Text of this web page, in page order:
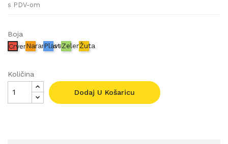
s PDV-om
Boja
CrvenaNarančasta
PlavaZelenaŽuta
Količina
Dodaj U Košaricu